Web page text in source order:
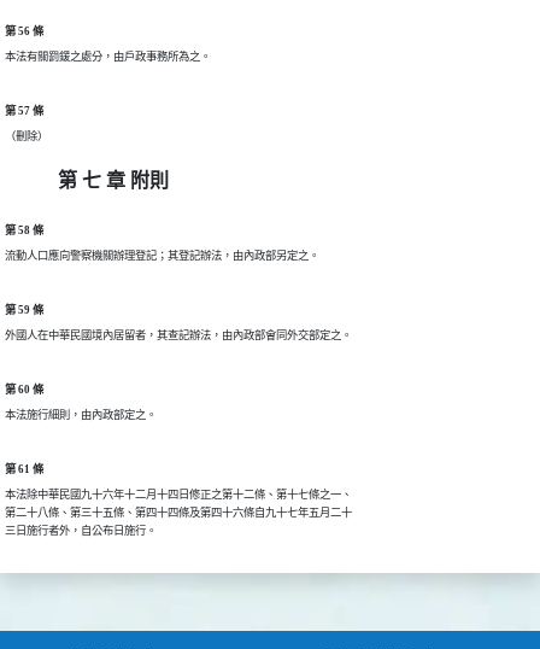
第 56 條
本法有關罰鍰之處分，由戶政事務所為之。
第 57 條
（刪除）
第 七 章 附則
第 58 條
流動人口應向警察機關辦理登記；其登記辦法，由內政部另定之。
第 59 條
外國人在中華民國境內居留者，其查記辦法，由內政部會同外交部定之。
第 60 條
本法施行細則，由內政部定之。
第 61 條
本法除中華民國九十六年十二月十四日修正之第十二條、第十七條之一、
第二十八條、第三十五條、第四十四條及第四十六條自九十七年五月二十
三日施行者外，自公布日施行。